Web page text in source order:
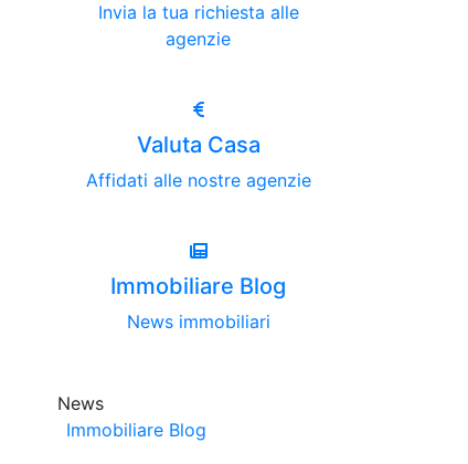
Invia la tua richiesta alle
agenzie
Valuta Casa
Affidati alle nostre agenzie
Immobiliare Blog
News immobiliari
News
Immobiliare Blog